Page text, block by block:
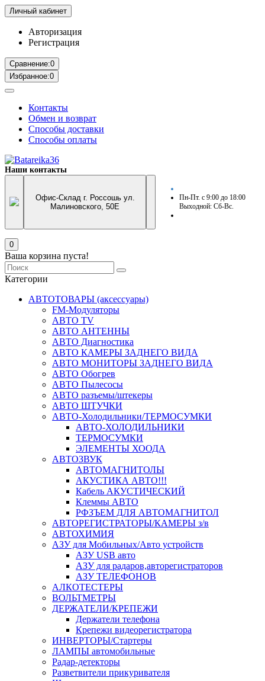
Личный кабинет
Авторизация
Регистрация
Сравнение:0
Избранное:0
Контакты
Обмен и возврат
Способы доставки
Способы оплаты
Наши контакты
Офис-Склад г. Россошь ул.
Малиновского, 50Е
Пн-Пт. с 9:00 до 18:00
Выходной: Сб-Вс.
0
Ваша корзина пуста!
Категории
АВТОТОВАРЫ (аксессуары)
FM-Модуляторы
АВТО TV
АВТО АНТЕННЫ
АВТО Диагностика
АВТО КАМЕРЫ ЗАДНЕГО ВИДА
АВТО МОНИТОРЫ ЗАДНЕГО ВИДА
АВТО Обогрев
АВТО Пылесосы
АВТО разъемы/штекеры
АВТО ШТУЧКИ
АВТО-Холодильники/ТЕРМОСУМКИ
АВТО-ХОЛОДИЛЬНИКИ
ТЕРМОСУМКИ
ЭЛЕМЕНТЫ ХООДА
АВТОЗВУК
АВТОМАГНИТОЛЫ
АКУСТИКА АВТО!!!
Кабель АКУСТИЧЕСКИЙ
Клеммы АВТО
РФЗЪЕМ ДЛЯ АВТОМАГНИТОЛ
АВТОРЕГИСТРАТОРЫ/КАМЕРЫ з/в
АВТОХИМИЯ
АЗУ для Мобильных/Авто устройств
АЗУ USB авто
АЗУ для радаров,авторегистраторов
АЗУ ТЕЛЕФОНОВ
АЛКОТЕСТЕРЫ
ВОЛЬТМЕТРЫ
ДЕРЖАТЕЛИ/КРЕПЕЖИ
Держатели телефона
Крепежи видеорегистратора
ИНВЕРТОРЫ/Стартеры
ЛАМПЫ автомобильные
Радар-детекторы
Разветвители прикуривателя